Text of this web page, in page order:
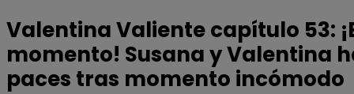
Valentina Valiente capítulo 53:
momento! Susana y Valentina
paces tras momento incómodo